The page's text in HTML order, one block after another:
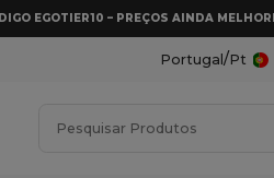
EGOTIER10 – PREÇOS AINDA
Portugal /Pt